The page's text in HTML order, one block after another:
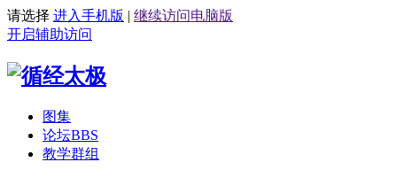
请选择 进入手机版 | 继续访问电脑版
开启辅助访问
图集
论坛BBS
教学群组